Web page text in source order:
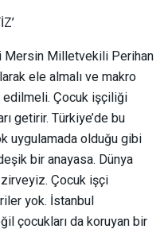
Mersin Milletvekili Perihan
ele almalı ve makro
Çocuk işçiliği
getirir. Türkiye’de bu
uygulamada olduğu gibi
bir anayasa. Dünya
Çocuk işçi
yok. İstanbul
çocukları da koruyan bir